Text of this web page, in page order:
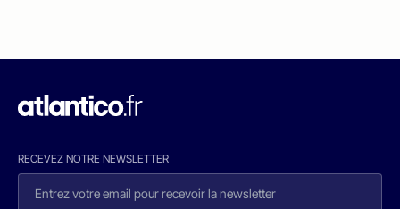
RECEVEZ NOTRE NEWSLETTER